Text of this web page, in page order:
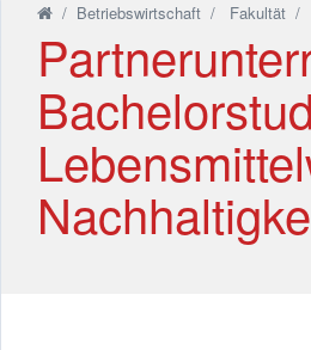
/ Betriebswirtschaft/ Fakultät/